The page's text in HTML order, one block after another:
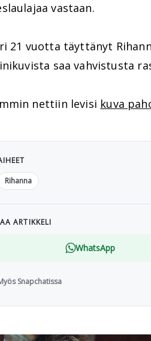
vastaan.
21 vuotta täyttänyt
saa vahvistusta
nettiin levisi kuva
Rihanna
ARTIKKELI
WhatsApp
Snapchatissa